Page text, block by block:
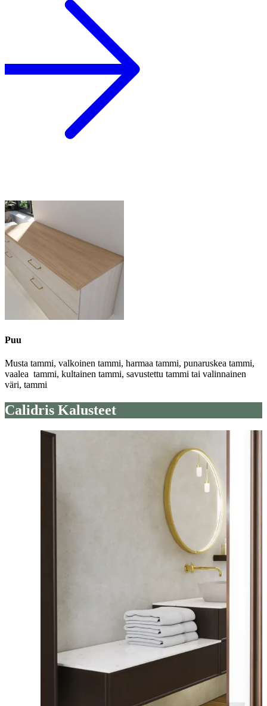
Puu
Musta tammi, valkoinen tammi, harmaa tammi, punaruskea tammi,
vaalea tammi, kultainen tammi, savustettu tammi tai valinnainen
väri, tammi
Calidris Kalusteet